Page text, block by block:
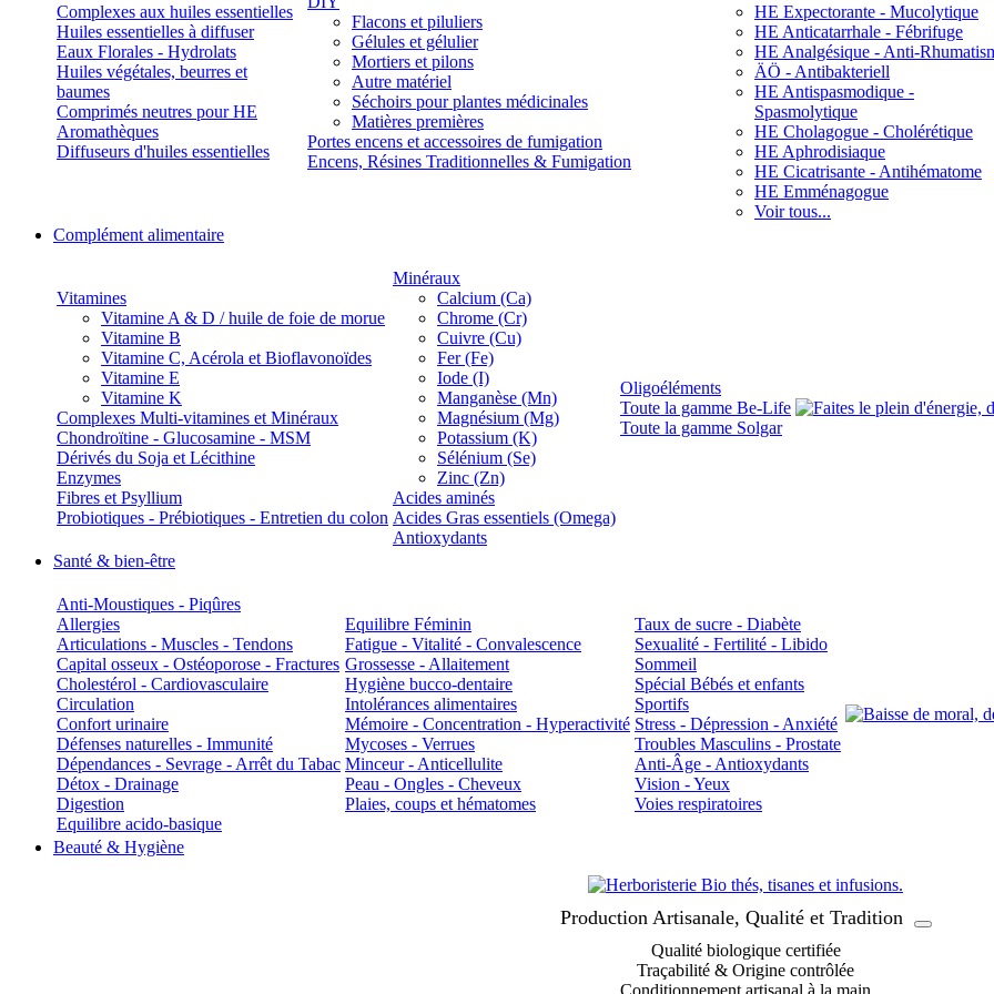
Complexes aux huiles essentielles
Huiles essentielles à diffuser
Eaux Florales - Hydrolats
Huiles végétales, beurres et
baumes
Comprimés neutres pour HE
Aromathèques
Diffuseurs d'huiles essentielles
Flacons et piluliers
Gélules et gélulier
Mortiers et pilons
Autre matériel
Séchoirs pour plantes médicinales
Matières premières
Portes encens et accessoires de fumigation
Encens, Résines Traditionnelles & Fumigation
HE Expectorante - Mucolytique
HE Anticatarrhale - Fébrifuge
HE Analgésique - Anti-
ÄÖ - Antibakteriell
HE Antispasmodique -
Spasmolytique
HE Cholagogue - Cholérétique
HE Aphrodisiaque
HE Cicatrisante - Antihématome
HE Emménagogue
Voir tous...
Complément alimentaire
Vitamines
Vitamine A & D / huile de foie de morue
Vitamine B
Vitamine C, Acérola et Bioflavonoïdes
Vitamine E
Vitamine K
Complexes Multi-vitamines et Minéraux
Chondroïtine - Glucosamine - MSM
Dérivés du Soja et Lécithine
Enzymes
Fibres et Psyllium
Probiotiques - Prébiotiques - Entretien du colon
Minéraux
Calcium (Ca)
Chrome (Cr)
Cuivre (Cu)
Fer (Fe)
Iode (I)
Manganèse (Mn)
Magnésium (Mg)
Potassium (K)
Sélénium (Se)
Zinc (Zn)
Acides aminés
Acides Gras essentiels (Omega)
Antioxydants
Oligoéléments
Toute la gamme Be-Life
Toute la gamme Solgar
Santé & bien-être
Anti-Moustiques - Piqûres
Allergies
Articulations - Muscles - Tendons
Capital osseux - Ostéoporose - Fractures
Cholestérol - Cardiovasculaire
Circulation
Confort urinaire
Défenses naturelles - Immunité
Dépendances - Sevrage - Arrêt du Tabac
Détox - Drainage
Digestion
Equilibre acido-basique
Equilibre Féminin
Fatigue - Vitalité - Convalescence
Grossesse - Allaitement
Hygiène bucco-dentaire
Intolérances alimentaires
Mémoire - Concentration - Hyperactivité
Mycoses - Verrues
Minceur - Anticellulite
Peau - Ongles - Cheveux
Plaies, coups et hématomes
Taux de sucre - Diabète
Sexualité - Fertilité - Libido
Sommeil
Spécial Bébés et enfants
Sportifs
Stress - Dépression - Anxiété
Troubles Masculins - Prostate
Anti-Âge - Antioxydants
Vision - Yeux
Voies respiratoires
Beauté & Hygiène
Production Artisanale, Qualité et Tradition
Qualité biologique certifiée
Traçabilité & Origine contrôlée
Conditionnement artisanal à la main